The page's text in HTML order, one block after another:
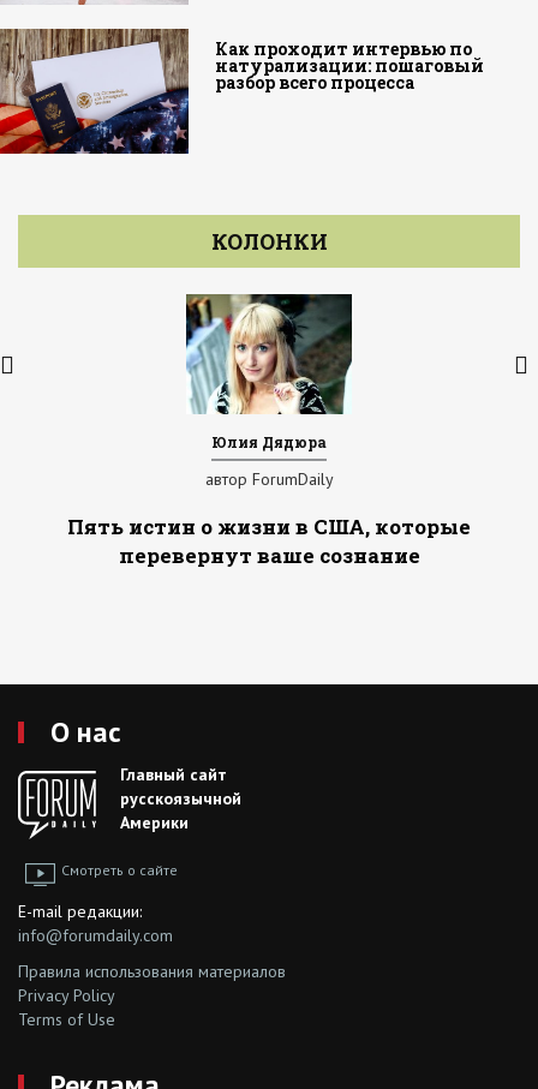
Как проходит интервью по
натурализации: пошаговый
разбор всего процесса
КОЛОНКИ
Юлия Дядюра
автор ForumDaily
Пять истин о жизни в США, которые
перевернут ваше сознание
О нас
Главный сайт
русскоязычной
Америки
Смотреть о сайте
E-mail редакции:
info@forumdaily.com
Правила использования материалов
Privacy Policy
Terms of Use